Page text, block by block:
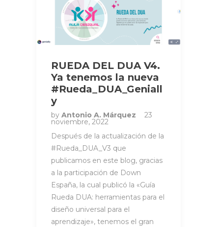
RUEDA DEL DUA V4.
Ya tenemos la nueva
#Rueda_DUA_Geniall
y
by Antonio A. Márquez 23
noviembre, 2022
Después de la actualización de la
#Rueda_DUA_V3 que
publicamos en este blog, gracias
a la participación de Down
España, la cual publicó la «Guía
Rueda DUA: herramientas para el
diseño universal para el
aprendizaje», tenemos el gran